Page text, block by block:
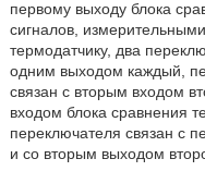
первому выходу блока
сигналов,
термодатчику, два
одним выходом каждый,
связан с вторым входом
входом блока сравнения
переключателя связан с
и со вторым выходом